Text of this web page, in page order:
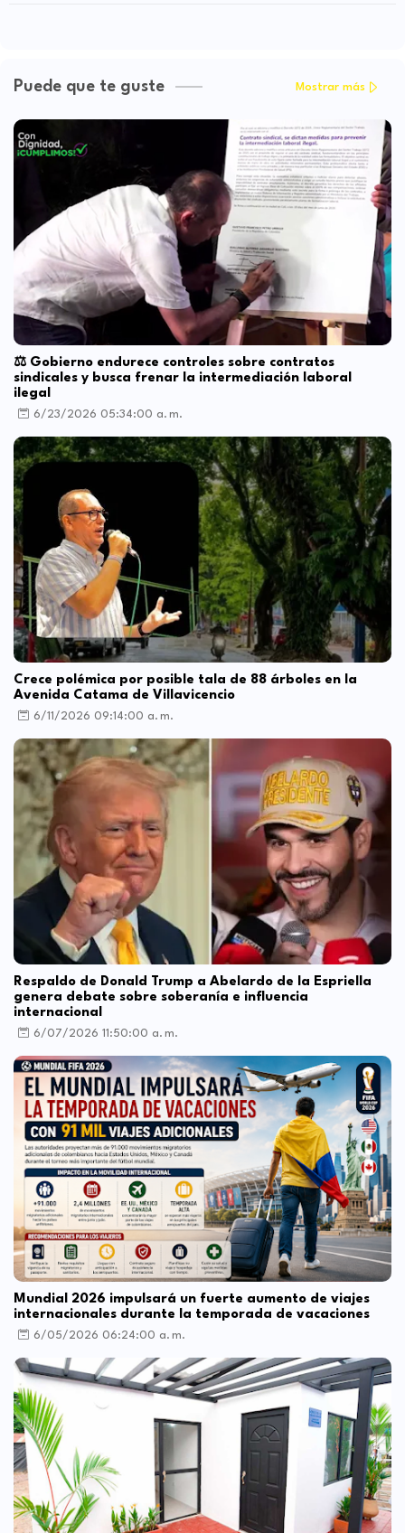
Puede que te guste Mostrar más
⚖️ Gobierno endurece controles sobre contratos
sindicales y busca frenar la intermediación laboral
ilegal
6/23/2026 05:34:00 a. m.
Crece polémica por posible tala de 88 árboles en la
Avenida Catama de Villavicencio
6/11/2026 09:14:00 a. m.
Respaldo de Donald Trump a Abelardo de la Espriella
genera debate sobre soberanía e influencia
internacional
6/07/2026 11:50:00 a. m.
Mundial 2026 impulsará un fuerte aumento de viajes
internacionales durante la temporada de vacaciones
6/05/2026 06:24:00 a. m.